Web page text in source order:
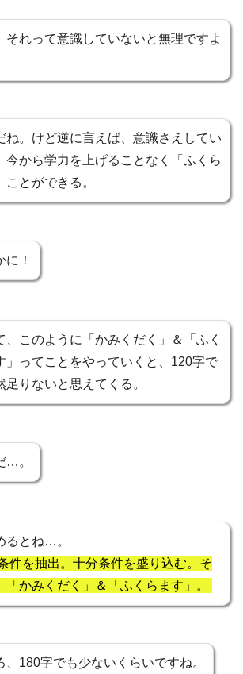
それって意識していないと無理ですよ
ね。けど逆に言えば、意識さえしてい
今から学力を上げることなく「ふくら
ことができる。
に！
、このように「かみくだく」＆「ふく
」ってことをやっていくと、120字で
足りないと思えてくる。
…。
るとね…。
件を抽出。十分条件を盛り込む。そ
「かみくだく」＆「ふくらます」。
、180字でも少ないくらいですね。